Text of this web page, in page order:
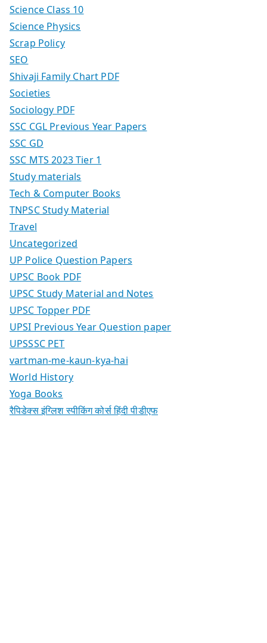
Science Class 10
Science Physics
Scrap Policy
SEO
Shivaji Family Chart PDF
Societies
Sociology PDF
SSC CGL Previous Year Papers
SSC GD
SSC MTS 2023 Tier 1
Study materials
Tech & Computer Books
TNPSC Study Material
Travel
Uncategorized
UP Police Question Papers
UPSC Book PDF
UPSC Study Material and Notes
UPSC Topper PDF
UPSI Previous Year Question paper
UPSSSC PET
vartman-me-kaun-kya-hai
World History
Yoga Books
रैपिडेक्स इंग्लिश स्पीकिंग कोर्स हिंदी पीडीएफ